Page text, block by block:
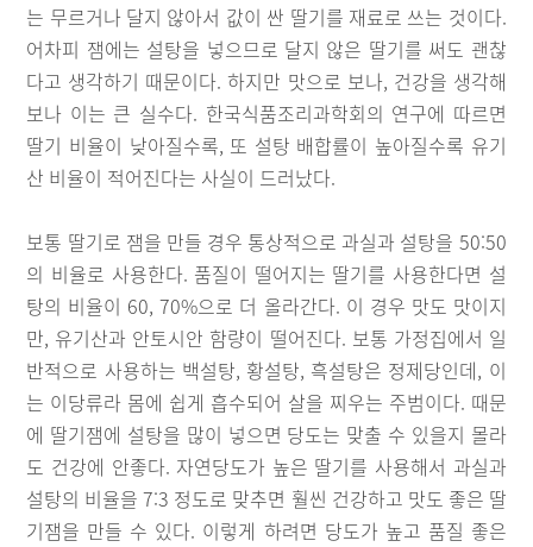
는 무르거나 달지 않아서 값이 싼 딸기를 재료로 쓰는 것이다.
어차피 잼에는 설탕을 넣으므로 달지 않은 딸기를 써도 괜찮
다고 생각하기 때문이다. 하지만 맛으로 보나, 건강을 생각해
보나 이는 큰 실수다. 한국식품조리과학회의 연구에 따르면
딸기 비율이 낮아질수록, 또 설탕 배합률이 높아질수록 유기
산 비율이 적어진다는 사실이 드러났다.
보통 딸기로 잼을 만들 경우 통상적으로 과실과 설탕을 50:50
의 비율로 사용한다. 품질이 떨어지는 딸기를 사용한다면 설
탕의 비율이 60, 70%으로 더 올라간다. 이 경우 맛도 맛이지
만, 유기산과 안토시안 함량이 떨어진다. 보통 가정집에서 일
반적으로 사용하는 백설탕, 황설탕, 흑설탕은 정제당인데, 이
는 이당류라 몸에 쉽게 흡수되어 살을 찌우는 주범이다. 때문
에 딸기잼에 설탕을 많이 넣으면 당도는 맞출 수 있을지 몰라
도 건강에 안좋다. 자연당도가 높은 딸기를 사용해서 과실과
설탕의 비율을 7:3 정도로 맞추면 훨씬 건강하고 맛도 좋은 딸
기잼을 만들 수 있다. 이렇게 하려면 당도가 높고 품질 좋은